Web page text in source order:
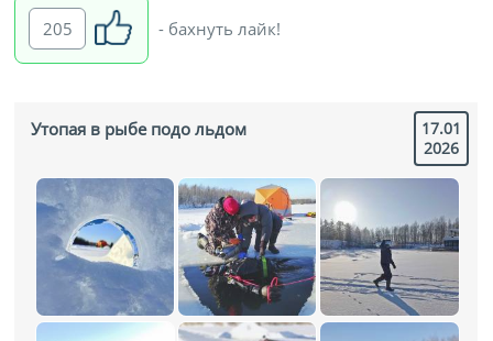
205 - бахнуть лайк!
17.01
2026
Утопая в рыбе подо льдом